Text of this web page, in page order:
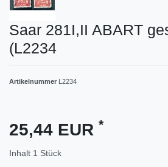
Saar 281I,II ABART
(L2234
Artikelnummer L2234
25,44 EUR *
Inhalt 1 Stück